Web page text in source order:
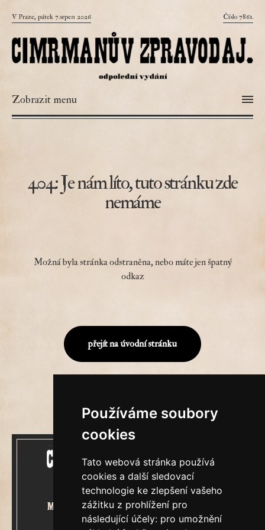
Používáme soubory
cookies
Tato webová stránka používá
cookies a další sledovací
technologie ke zlepšení vašeho
zážitku z prohlížení pro
následující účely: pro umožnění
V Praze, pátek 7.srpen 2026 Číslo 7861.
Zobrazit menu
404: Je nám líto, tuto stránku zde
nemáme
Možná byla stránka odstraněna, nebo máte jen špatný
odkaz
přejít na úvodní stránku
Mecenášem Cimrmanova Zpravodaje
je společnost